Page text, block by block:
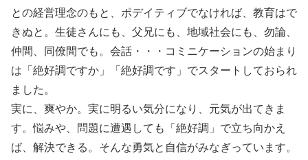
との経営理念のもと、ポデイティブでなければ、教育はで
きぬと。生徒さんにも、父兄にも、地域社会にも、勿論、
仲間、同僚間でも。会話・・・コミニケーションの始まり
は「絶好調ですか」「絶好調です」でスタートしておられ
ました。
実に、爽やか。実に明るい気分になり、元気が出てきま
す。悩みや、問題に遭遇しても「絶好調」で立ち向かえ
ば、解決できる。そんな勇気と自信がみなぎっています。